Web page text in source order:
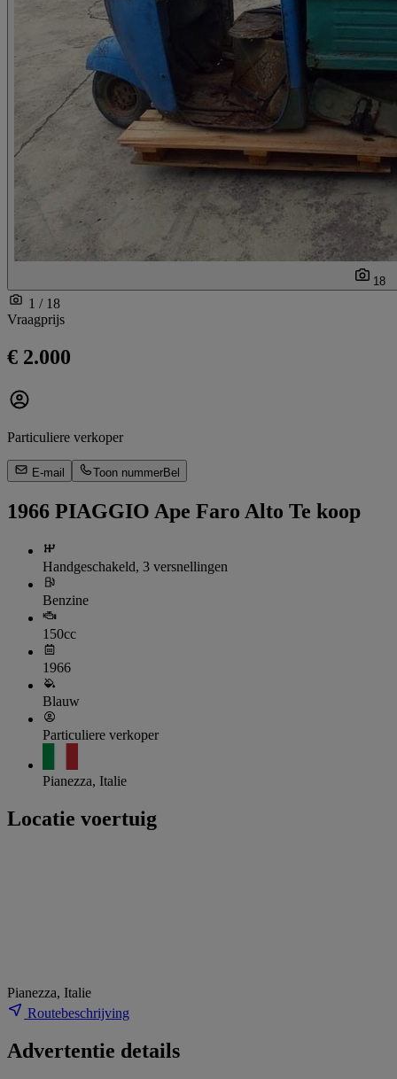
18
1 / 18
Vraagprijs
€ 2.000
Particuliere verkoper
E-mail Toon nummerBel
1966 PIAGGIO Ape Faro Alto Te koop
Handgeschakeld, 3 versnellingen
Benzine
150cc
1966
Blauw
Particuliere verkoper
Pianezza, Italie
Locatie voertuig
Pianezza, Italie
Routebeschrijving
Advertentie details